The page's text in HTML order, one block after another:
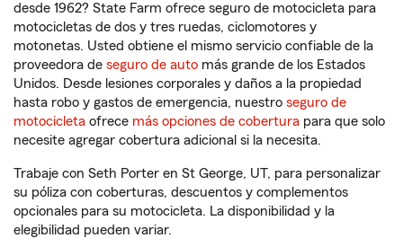
desde 1962? State Farm ofrece seguro de motocicleta para
motocicletas de dos y tres ruedas, ciclomotores y
motonetas. Usted obtiene el mismo servicio confiable de la
proveedora de seguro de auto más grande de los Estados
Unidos. Desde lesiones corporales y daños a la propiedad
hasta robo y gastos de emergencia, nuestro seguro de
motocicleta ofrece más opciones de cobertura para que solo
necesite agregar cobertura adicional si la necesita.
Trabaje con Seth Porter en St George, UT, para personalizar
su póliza con coberturas, descuentos y complementos
opcionales para su motocicleta. La disponibilidad y la
elegibilidad pueden variar.